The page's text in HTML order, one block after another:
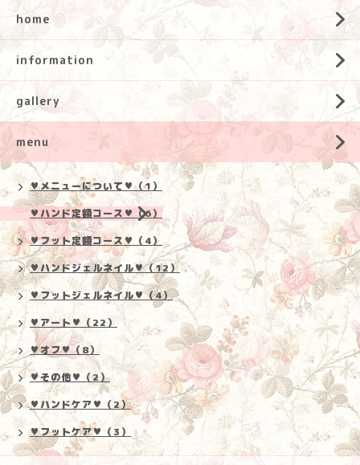
home
information
gallery
menu
♥メニューについて♥（1）
♥ハンド定額コース♥（6）
♥フット定額コース♥（4）
♥ハンドジェルネイル♥（12）
♥フットジェルネイル♥（4）
♥アート♥（22）
♥オフ♥（8）
♥その他♥（2）
♥ハンドケア♥（2）
♥フットケア♥（3）